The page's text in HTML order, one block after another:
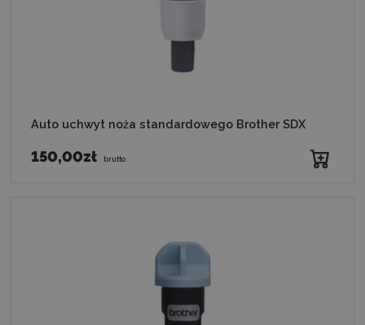
Auto uchwyt noża standardowego Brother SDX
150,00zł brutto